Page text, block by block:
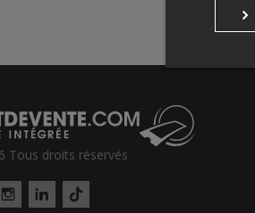
Tous droits réservés
Tiktok